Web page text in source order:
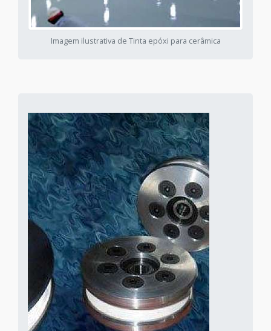
Imagem ilustrativa de Tinta epóxi para cerâmica